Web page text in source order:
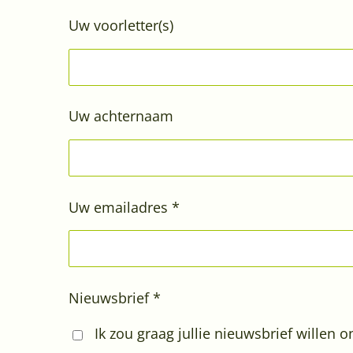
Uw voorletter(s)
Uw achternaam
Uw emailadres *
Nieuwsbrief *
Ik zou graag jullie nieuwsbrief willen